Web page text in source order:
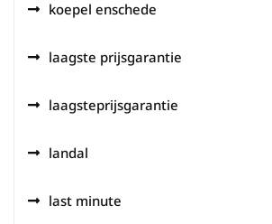
koepel enschede
laagste prijsgarantie
laagsteprijsgarantie
landal
last minute